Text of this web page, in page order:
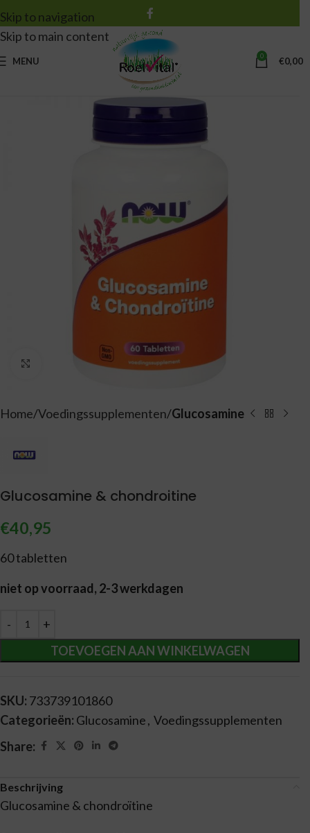
Skip to navigation
Skip to main content
MENU 0 €0,00
Vergroten
Home Voedingssupplementen Glucosamine
Glucosamine & chondroitine
€40,95
60 tabletten
niet op voorraad, 2-3 werkdagen
TOEVOEGEN AAN WINKELWAGEN
Alternative:
SKU: 733739101860
Categorieën: Glucosamine, Voedingssupplementen
Share:
Beschrijving
Glucosamine & chondroïtine